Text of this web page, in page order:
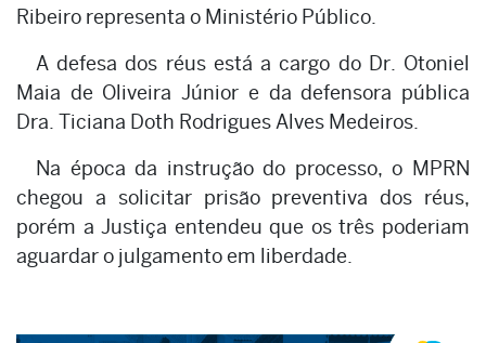
Ribeiro representa o Ministério Público.
A defesa dos réus está a cargo do Dr. Otoniel
Maia de Oliveira Júnior e da defensora pública
Dra. Ticiana Doth Rodrigues Alves Medeiros.
Na época da instrução do processo, o MPRN
chegou a solicitar prisão preventiva dos réus,
porém a Justiça entendeu que os três poderiam
aguardar o julgamento em liberdade.